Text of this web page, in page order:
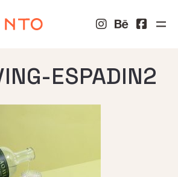
ESPADIN2